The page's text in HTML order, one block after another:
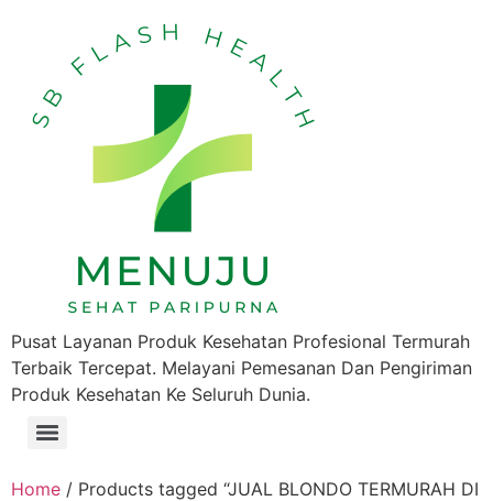
Pusat Layanan Produk Kesehatan Profesional Termurah
Terbaik Tercepat. Melayani Pemesanan Dan Pengiriman
Produk Kesehatan Ke Seluruh Dunia.
Home / Products tagged “JUAL BLONDO TERMURAH DI